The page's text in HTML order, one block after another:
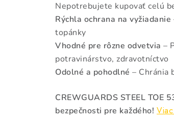
Nepotrebujete kupovať celú
Rýchla ochrana na vyžiadanie
topánky
Vhodné pre rôzne odvetvia –
potravinárstvo, zdravotníctvo
Odolné a pohodlné – Chránia
CREWGUARDS STEEL TOE
bezpečnosti pre každého!